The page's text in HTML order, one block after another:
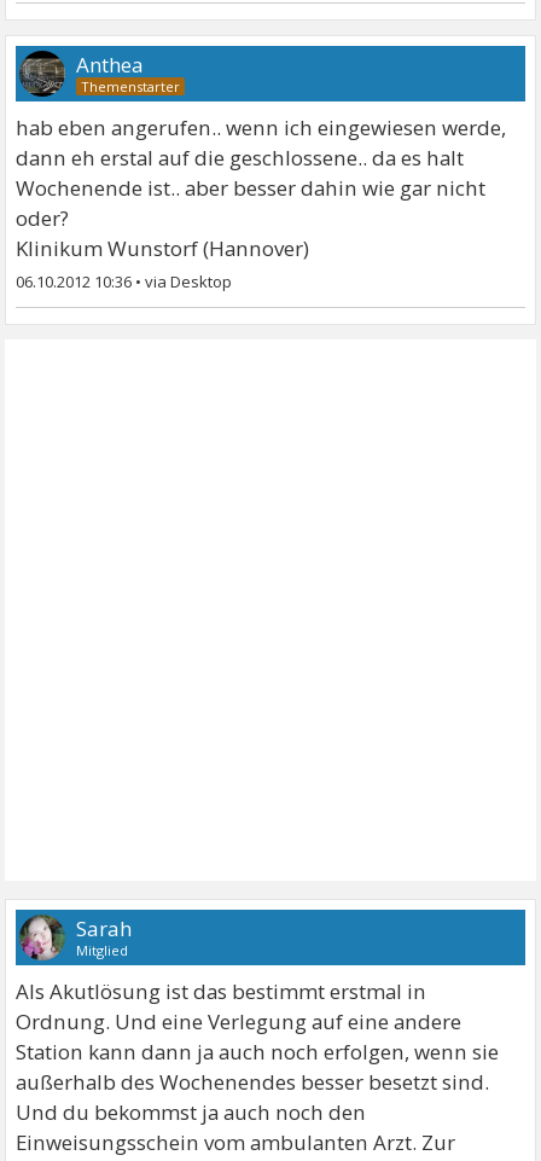
Anthea
hab eben angerufen.. wenn ich eingewiesen werde,
dann eh erstal auf die geschlossene.. da es halt
Wochenende ist.. aber besser dahin wie gar nicht
oder?
Klinikum Wunstorf (Hannover)
06.10.2012 10:36 •
Sarah
Mitglied
Als Akutlösung ist das bestimmt erstmal in
Ordnung. Und eine Verlegung auf eine andere
Station kann dann ja auch noch erfolgen, wenn sie
außerhalb des Wochenendes besser besetzt sind.
Und du bekommst ja auch noch den
Einweisungsschein vom ambulanten Arzt. Zur